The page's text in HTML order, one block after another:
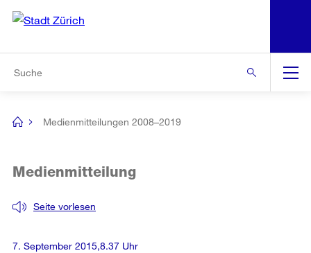
Navigation
[no
Medienmitteilungen 2008–2019
Seite vorlesen
Medienmitteilung
7. September 2015,8.37 Uhr